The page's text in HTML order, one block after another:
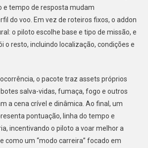
e tempo de resposta mudam
do voo. Em vez de roteiros fixos, o addon
o piloto escolhe base e tipo de missão, e
o resto, incluindo localização, condições e
o pacote traz assets próprios
salva-vidas, fumaça, fogo e outros
a cena crível e dinâmica. Ao final, um
pontuação, linha do tempo e
incentivando o piloto a voar melhor a
como um “modo carreira” focado em